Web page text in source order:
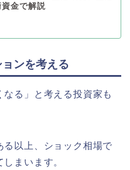
資金で解説
ンを考える
なる」と考える投資家も
る以上、ショック相場で
まいます。